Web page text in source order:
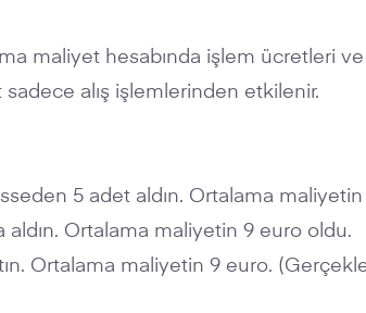
maliyet hesabında işlem ücretleri ve
alış işlemlerinden etkilenir.
5 adet aldın. Ortalama
Ortalama maliyetin 9 euro oldu.
Ortalama maliyetin 9 euro.